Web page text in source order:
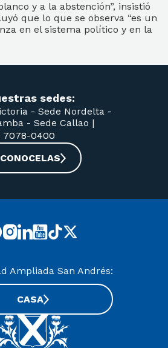
y a la abstención”, insistió
que lo que se observa “es un
en el sistema político y en la
sedes:
- Sede Nordelta -
- Sede Callao |
7078-0400
CONOCELAS
Ampliada San Andrés:
CASA